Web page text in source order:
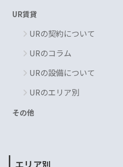
UR賃貸
URの契約について
URのコラム
URの設備について
URのエリア別
その他
エリア別